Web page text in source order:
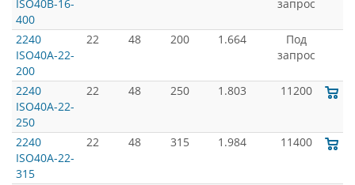
ISO40B-16-
400
запрос
2240
ISO40A-22-
200
22 48 200 1.664
Под
запрос
2240
ISO40A-22-
250
22 48 250 1.803 11200
2240
ISO40A-22-
315
22 48 315 1.984 11400